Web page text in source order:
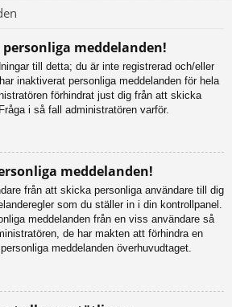
meddelanden!
till detta; du är inte registrerad och/eller
inaktiverat personliga meddelanden för hela
förhindrat just dig från att skicka
i så fall administratören varför.
meddelanden!
från att skicka personliga användare till dig
som du ställer in i din kontrollpanel.
meddelanden från en viss användare så
de har makten att förhindra en
meddelanden överhuvudtaget.